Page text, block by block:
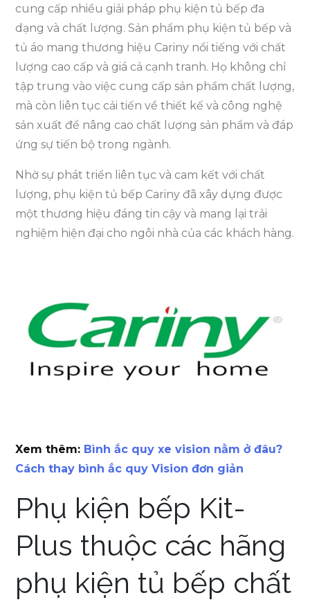
cung cấp nhiều giải pháp phụ kiện tủ bếp đa
dạng và chất lượng. Sản phẩm phụ kiện tủ bếp và
tủ áo mang thương hiệu Cariny nổi tiếng với chất
lượng cao cấp và giá cả cạnh tranh. Họ không chỉ
tập trung vào việc cung cấp sản phẩm chất lượng,
mà còn liên tục cải tiến về thiết kế và công nghệ
sản xuất để nâng cao chất lượng sản phẩm và đáp
ứng sự tiến bộ trong ngành.
Nhờ sự phát triển liên tục và cam kết với chất
lượng, phụ kiện tủ bếp Cariny đã xây dựng được
một thương hiệu đáng tin cậy và mang lại trải
nghiệm hiện đại cho ngôi nhà của các khách hàng.
Xem thêm: Bình ắc quy xe vision nằm ở đâu?
Cách thay bình ắc quy Vision đơn giản
Phụ kiện bếp Kit-
Plus thuộc các hãng
phụ kiện tủ bếp chất